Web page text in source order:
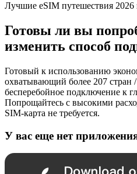
Лучшие eSIM путешествия 2026
Готовы ли вы
изменить способ
Готовый к использованию
охватывающий более 207 стран
бесперебойное подключение к
Попрощайтесь с высокими
SIM-карта не требуется.
У вас еще нет